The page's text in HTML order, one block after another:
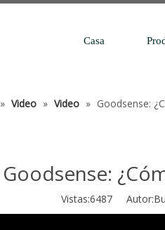
Casa
» Video » Video » Goodsense:
Goodsense:
Vistas:6487